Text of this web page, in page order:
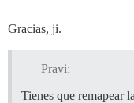
Gracias, ji.
Pravi:
Tienes que remapear